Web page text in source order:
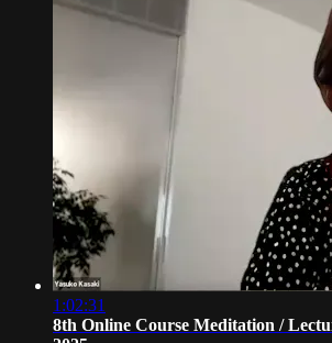
1:02:31
8th Online Course Meditation /